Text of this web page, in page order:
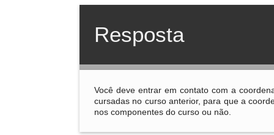
Resposta
Você deve entrar em contato com a
cursadas no curso anterior, para que a
nos componentes do curso ou não.